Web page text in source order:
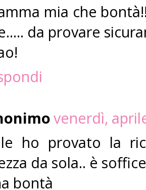
mia che
da provare
venerdì,
ho provato la
da sola.. è
bontà